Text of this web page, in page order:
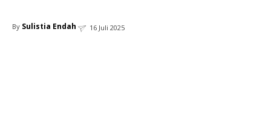
By Sulistia Endah 16 Juli 2025